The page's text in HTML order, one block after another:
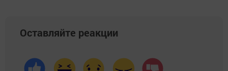
Оставляйте реакции